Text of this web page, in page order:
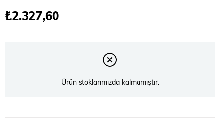
₺2.327,60
Ürün stoklarımızda kalmamıştır.